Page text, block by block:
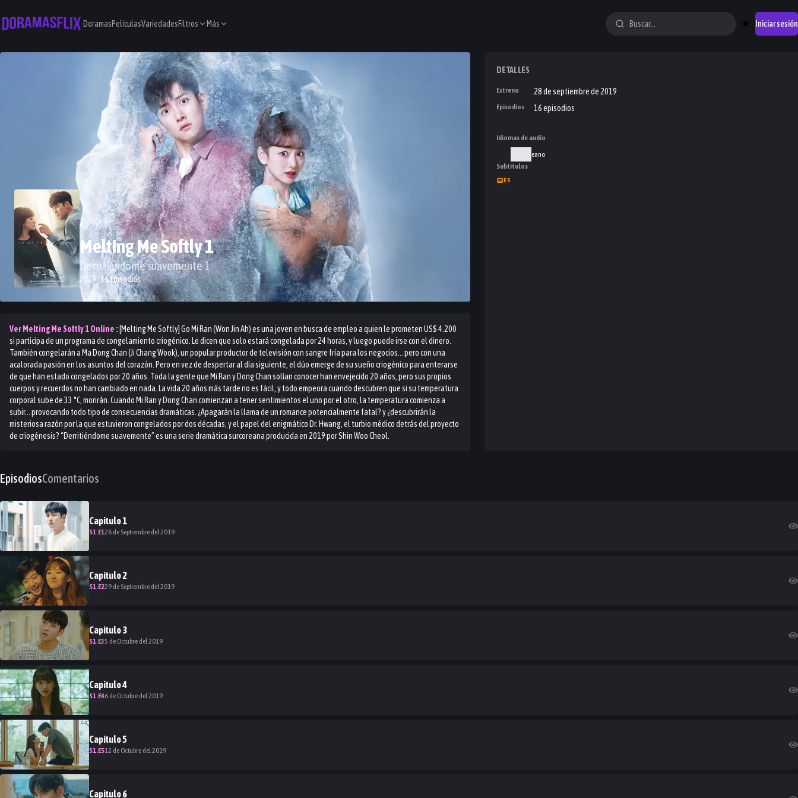
DoramasPelículasVariedadesFiltros Más Iniciar sesión
Melting Me Softly 1
Derritiéndome suavemente 1
2019 · 16 Episodios
VerMelting Me Softly 1Online : [Melting Me Softly] Go Mi Ran (Won Jin Ah) es una joven en busca de empleo a quien le prometen US$ 4.200
si participa de un programa de congelamiento criogénico. Le dicen que solo estará congelada por 24 horas, y luego puede irse con el dinero.
También congelarán a Ma Dong Chan (Ji Chang Wook), un popular productor de televisión con sangre fría para los negocios... pero con una
acalorada pasión en los asuntos del corazón. Pero en vez de despertar al día siguiente, el dúo emerge de su sueño criogénico para enterarse
de que han estado congelados por 20 años. Toda la gente que Mi Ran y Dong Chan solían conocer han envejecido 20 años, pero sus propios
cuerpos y recuerdos no han cambiado en nada. La vida 20 años más tarde no es fácil, y todo empeora cuando descubren que si su temperatura
corporal sube de 33 °C, morirán. Cuando Mi Ran y Dong Chan comienzan a tener sentimientos el uno por el otro, la temperatura comienza a
subir… provocando todo tipo de consecuencias dramáticas. ¿Apagarán la llama de un romance potencialmente fatal? y ¿descubrirán la
misteriosa razón por la que estuvieron congelados por dos décadas, y el papel del enigmático Dr. Hwang, el turbio médico detrás del proyecto
de criogénesis? “Derritiéndome suavemente” es una serie dramática surcoreana producida en 2019 por Shin Woo Cheol.
DETALLES
Estreno 28 de septiembre de 2019
Episodios 16 episodios
Idiomas de audio
Coreano
Subtítulos
ES
EpisodiosComentarios
Capitulo1
S1.E128 de Septiembre del 2019
Capitulo2
S1.E229 de Septiembre del 2019
Capitulo3
S1.E35 de Octubre del 2019
Capitulo4
S1.E46 de Octubre del 2019
Capitulo5
S1.E512 de Octubre del 2019
Capitulo6